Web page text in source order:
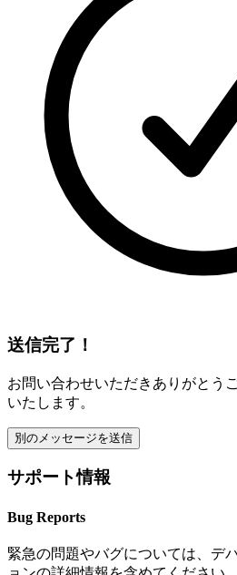
送信完了！
お問い合わせいただきありがとう
いたします。
別のメッセージを送信
サポート情報
Bug Reports
緊急の問題やバグについては、デ